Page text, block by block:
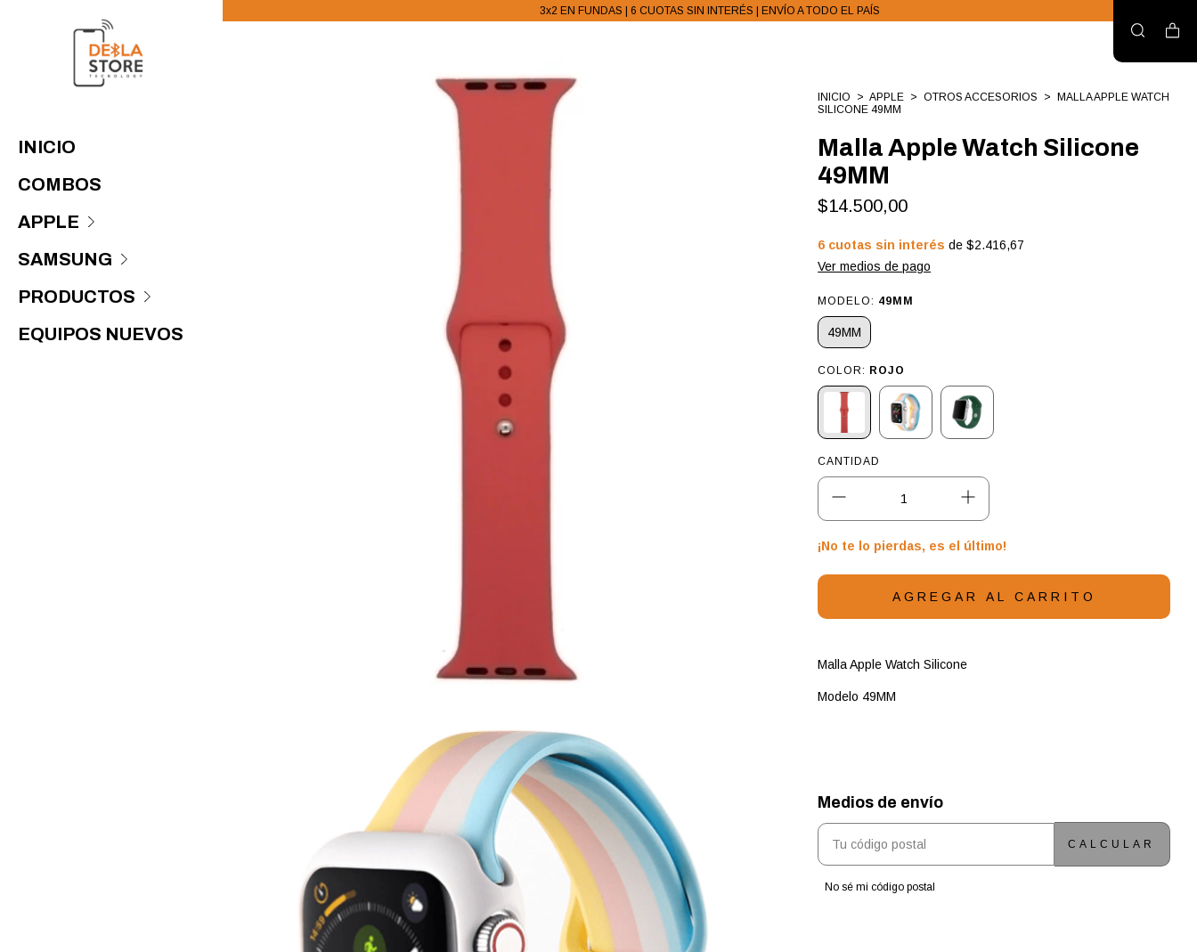
INICIO
COMBOS
APPLE
SAMSUNG
PRODUCTOS
EQUIPOS NUEVOS
3x2 EN FUNDAS | 6 CUOTAS SIN INTERÉS | ENVÍO A TODO EL PAÍS
INICIO > APPLE > OTROS ACCESORIOS >
MALLA APPLE WATCH
SILICONE 49MM
Malla Apple Watch Silicone
49MM
$14.500,00
6 cuotas sin interés de$2.416,67
Ver medios de pago
MODELO: 49MM
49MM
COLOR: ROJO
CANTIDAD
¡No te lo pierdas, es el último!
Malla Apple Watch Silicone
Modelo 49MM
ENTREGAS PARA EL CP:
Medios de envío
CALCULAR
No sé mi código postal